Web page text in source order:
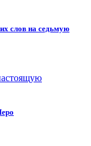
слов на седьмую